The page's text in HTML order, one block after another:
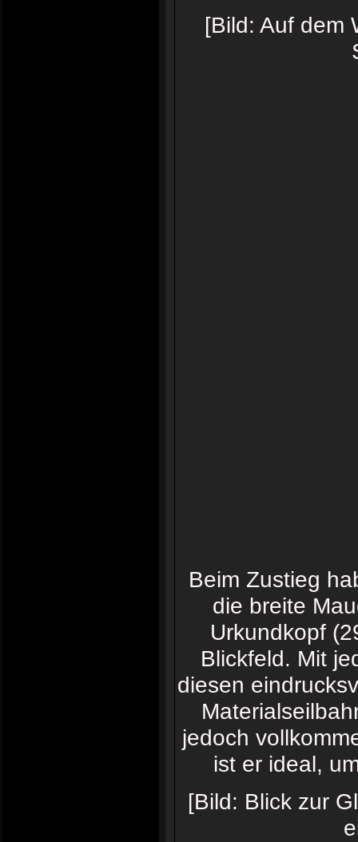
[Bild: Auf dem
Beim Zustieg
die breite
Urkundkopf
Blickfeld. Mit
diesen
jedoch
ist er ideal,
[Bild: Blick zur